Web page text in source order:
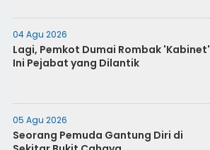
04 Agu 2026
Lagi, Pemkot Dumai Rombak 'Kabinet'
Ini Pejabat yang Dilantik
05 Agu 2026
Seorang Pemuda Gantung Diri di